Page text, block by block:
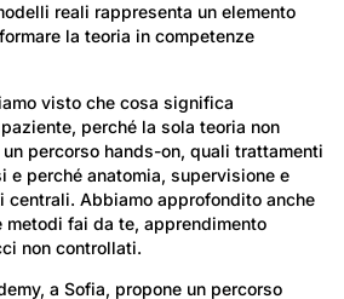
reali rappresenta un elemento
la teoria in competenze
visto che cosa significa
perché la sola teoria non
percorso hands-on, quali trattamenti
e perché anatomia, supervisione e
centrali. Abbiamo approfondito anche
metodi fai da te, apprendimento
non controllati.
a Sofia, propone un percorso